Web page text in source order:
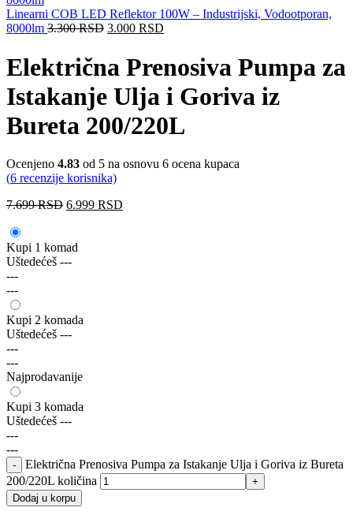
Linearni COB LED Reflektor 100W – Industrijski, Vodootporan,
8000lm 3.300RSD 3.000 RSD
Električna Prenosiva Pumpa za
Istakanje Ulja i Goriva iz
Bureta 200/220L
Ocenjeno 4.83 od 5 na osnovu 6 ocena kupaca
(6 recenzije korisnika)
7.699RSD 6.999 RSD
Kupi 1 komad
Uštedećeš ---
---
---
Kupi 2 komada
Uštedećeš ---
---
---
Najprodavanije
Kupi 3 komada
Uštedećeš ---
---
---
Električna Prenosiva Pumpa za Istakanje Ulja i Goriva iz Bureta
200/220L količina
Dodaj u korpu